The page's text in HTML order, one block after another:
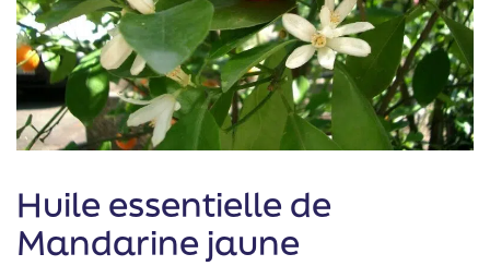
Huile essentielle de
Mandarine jaune